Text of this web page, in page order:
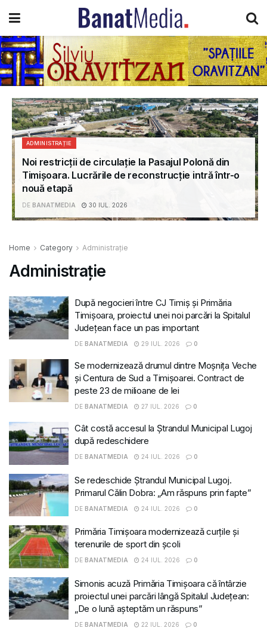
ADMINISTRAȚIE
Noi restricții de circulație la Pasajul Polonă din
Timișoara. Lucrările de reconstrucție intră într-o
nouă etapă
DE BANATMEDIA 30 IUL. 2026
Home Category Administrație
Administrație
După negocieri între CJ Timiș și Primăria
Timișoara, proiectul unei noi parcări la Spitalul
Județean face un pas important
DE BANATMEDIA 29 IUL. 2026 0
Se modernizează drumul dintre Moșnița Veche
și Centura de Sud a Timișoarei. Contract de
peste 23 de milioane de lei
DE BANATMEDIA 27 IUL. 2026 0
Cât costă accesul la Ștrandul Municipal Lugoj
după redeschidere
DE BANATMEDIA 24 IUL. 2026 0
Se redeschide Ștrandul Municipal Lugoj.
Primarul Călin Dobra: „Am răspuns prin fapte”
DE BANATMEDIA 24 IUL. 2026 0
Primăria Timișoara modernizează curțile și
terenurile de sport din școli
DE BANATMEDIA 24 IUL. 2026 0
Simonis acuză Primăria Timișoara că întârzie
proiectul unei parcări lângă Spitalul Județean:
„De o lună așteptăm un răspuns”
DE BANATMEDIA 22 IUL. 2026 0